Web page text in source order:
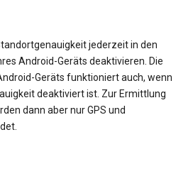
jederzeit in den
Android-Geräts deaktivieren. Die
Geräts funktioniert auch, wenn
deaktiviert ist. Zur Ermittlung
dann aber nur GPS und